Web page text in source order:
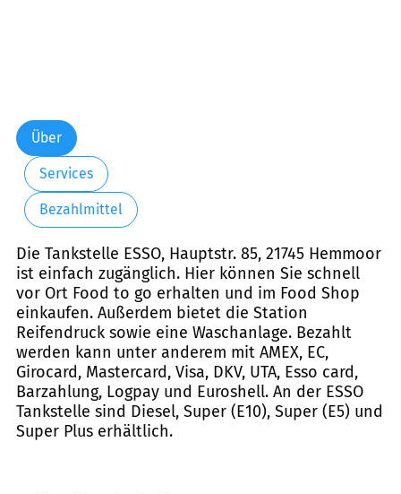
Über
Services
Bezahlmittel
Die Tankstelle ESSO, Hauptstr. 85, 21745 Hemmoor
ist einfach zugänglich. Hier können Sie schnell
vor Ort Food to go erhalten und im Food Shop
einkaufen. Außerdem bietet die Station
Reifendruck sowie eine Waschanlage. Bezahlt
werden kann unter anderem mit AMEX, EC,
Girocard, Mastercard, Visa, DKV, UTA, Esso card,
Barzahlung, Logpay und Euroshell. An der ESSO
Tankstelle sind Diesel, Super (E10), Super (E5) und
Super Plus erhältlich.